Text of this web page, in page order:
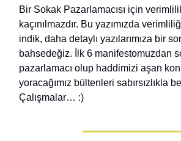
Bir Sokak Pazarlamacısı için
kaçınılmazdır. Bu yazımızda
indik, daha detaylı yazılarımıza bir
bahsedeğiz. İlk 6 manifestomuzdan
pazarlamacı olup haddimizi aşan
yoracağımız bültenleri sabırsızlıkla
Çalışmalar… :)